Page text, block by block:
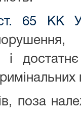
65 КК
і
поза